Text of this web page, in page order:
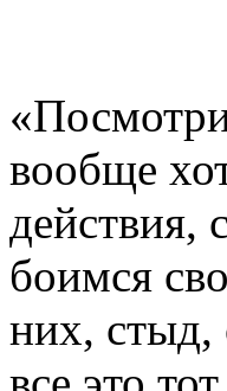
вообще
действия,
боимся
них, стыд,